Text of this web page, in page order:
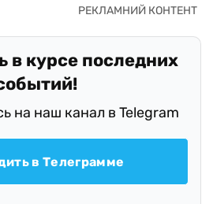
в курсе последних
на наш канал в Telegram
в Телеграмме